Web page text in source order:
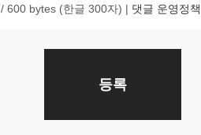
/ 600 bytes (한글 300자) | 댓글 운영정책
등록